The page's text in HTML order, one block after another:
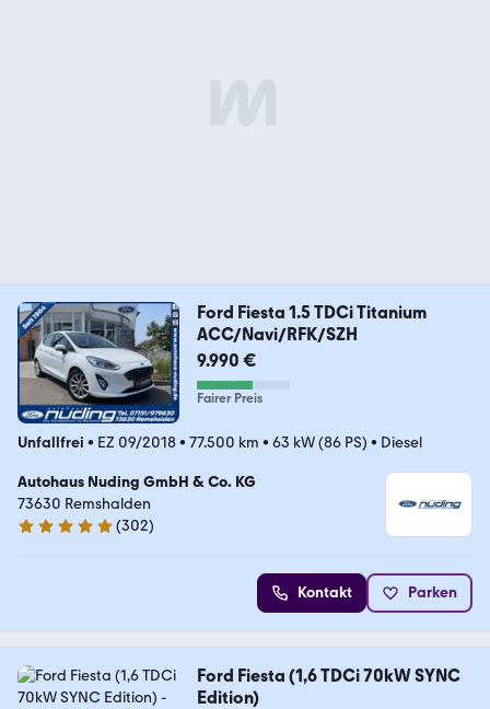
Ford Fiesta 1.5 TDCi Titanium
ACC/Navi/RFK/SZH
9.990 €
Fairer Preis
Unfallfrei • EZ 09/2018• 77.500 km • 63 kW (86 PS) • Diesel
Autohaus Nuding GmbH & Co. KG
73630 Remshalden
4.9 Sterne
(302)
Kontakt Parken
Ford Fiesta (1,6 TDCi 70kW SYNC
Edition)